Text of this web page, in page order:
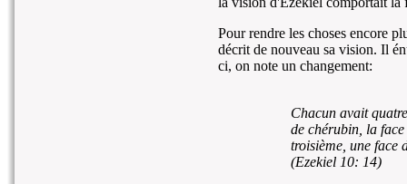
Pour rendre les choses encore
décrit de nouveau sa vision. Il
ci, on note un changement:
Chacun avait
de chérubin, la
troisième, une face
(Ezekiel 10: 14)